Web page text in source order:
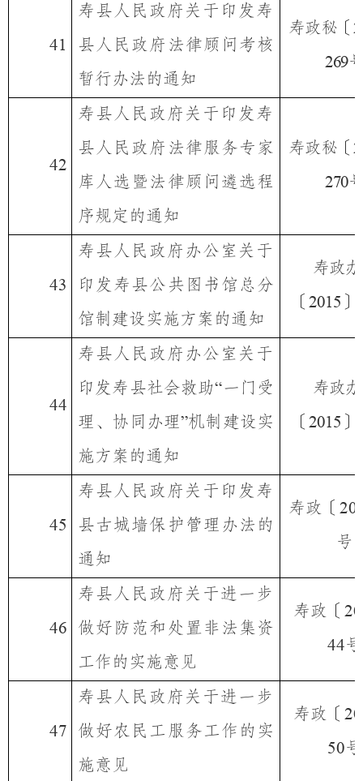
41
寿县人民政府关于印发寿
县人民政府法律顾问考核
暂行办法的通知
寿政秘〔
269
42
寿县人民政府关于印发寿
县人民政府法律服务专家
库人选暨法律顾问遴选程
序规定的通知
寿政秘〔
270
43
寿县人民政府办公室关于
印发寿县公共图书馆总分
馆制建设实施方案的通知
寿政
〔 2015 〕
44
寿县人民政府办公室关于
印发寿县社会救助“一门受
理、协同办理”机制建设实
施方案的通知
寿政
〔 2015 〕
45
寿县人民政府关于印发寿
县古城墙保护管理办法的
通知
寿政〔
号
46
寿县人民政府关于进一步
做好防范和处置非法集资
工作的实施意见
寿政〔
44号
47
寿县人民政府关于进一步
做好农民工服务工作的实
施意见
寿政〔
50号